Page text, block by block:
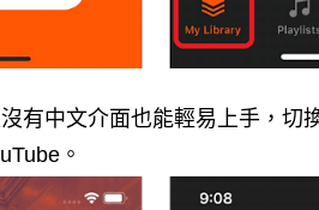
有中文介面也能輕易上手，切
。